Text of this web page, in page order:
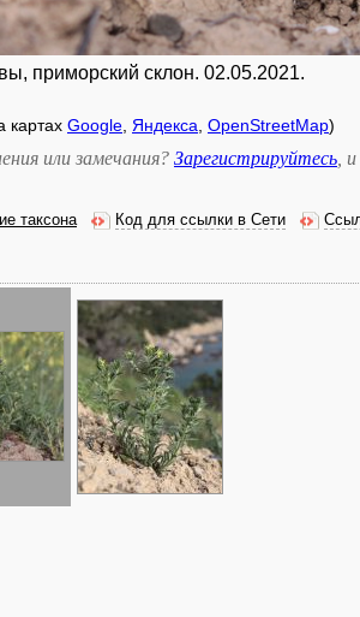
приморский склон. 02.05.2021.
картах Google Яндекса OpenStreetMap)
или замечания? Зарегистрируйтесь ,
таксона Код для ссылки в Сети